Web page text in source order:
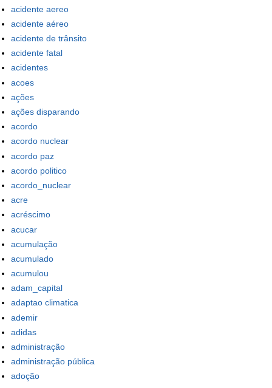
acidente aereo
acidente aéreo
acidente de trânsito
acidente fatal
acidentes
acoes
ações
ações disparando
acordo
acordo nuclear
acordo paz
acordo politico
acordo_nuclear
acre
acréscimo
acucar
acumulação
acumulado
acumulou
adam_capital
adaptao climatica
ademir
adidas
administração
administração pública
adoção